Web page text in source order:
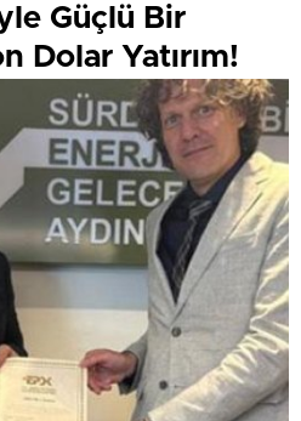
Güçlü Bir
Dolar Yatırım!